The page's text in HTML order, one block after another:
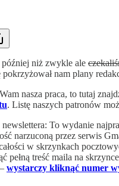
niż zwykle ale
nam plany
nasza praca, to tutaj
. Listę naszych patronów
To wydanie
narzuconą przez serwis
w skrzynkach
pełną treść maila na
wystarczy kliknąć numer